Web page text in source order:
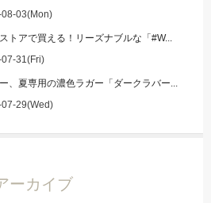
03(Mon)
トアで買える！リーズナブルな「#W...
31(Fri)
、夏専用の濃色ラガー「ダークラバー...
29(Wed)
ーカイブ